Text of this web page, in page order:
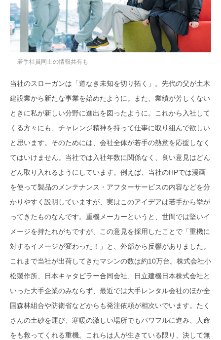
若手社員同士の情報共有も
当社のスローガンは「道なき未知を切り拓く」。先代の父が土木
建設業から新たな事業を始めたように。また、業績が芳しくない
ときに私が新しい分野に進出を図ったように。これから入社して
くる方々にも、チャレンジ精神を持って仕事に取り組んで欲しい
と思います。そのためには、会社全体が若手の熱意を応援しなく
てはいけません。当社では入社年数に関係なく、良い意見はどん
どん取り入れるようにしています。例えば、当社のHPでは漫画
を使って製品のメンテナンス・アフターサービスの内容などを分
かりやすく説明していますが、実はこのアイデアは若手から挙が
ってきたものなんです。重機メーカーというと、世間では堅いイ
メージを持たれがちですが、この意見を採用したことで「重機に
対するイメージが変わった！」と、外部から反響がありました。
これまで当社が出荷してきたマシンの数は約10万台。株式会社小
松製作所、日本キャタピラー合同会社、日立建機日本株式会社と
いった大手企業のみならず、最近では大手レンタル会社のほか全
国森林組合や防衛省などからも発注依頼が相次いでいます。たく
さんの土砂を運び、寒暖の激しい場所でもパワフルに進み、人命
をも救ってくれる重機。これらは人が生きている限り、決して無